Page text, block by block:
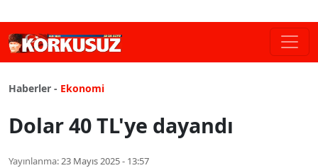
Haberler - Ekonomi
Dolar 40 TL'ye dayandı
Yayınlanma:23 Mayıs 2025 - 13:57